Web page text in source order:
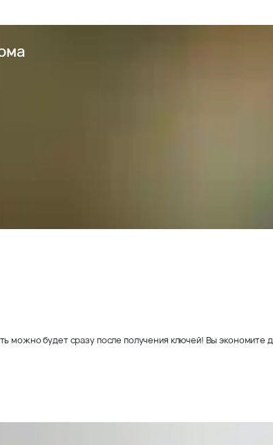
будет сразу после получения ключей! Вы экономите